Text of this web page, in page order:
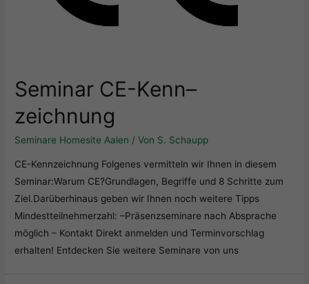
Seminar CE-Kenn–
zeichnung
Seminare Homesite Aalen / Von S. Schaupp
CE-Kennzeichnung Folgenes vermitteln wir Ihnen in diesem
Seminar:Warum CE?Grundlagen, Begriffe und 8 Schritte zum
Ziel.Darüberhinaus geben wir Ihnen noch weitere Tipps
Mindestteilnehmerzahl: –Präsenzseminare nach Absprache
möglich – Kontakt Direkt anmelden und Terminvorschlag
erhalten! Entdecken Sie weitere Seminare von uns